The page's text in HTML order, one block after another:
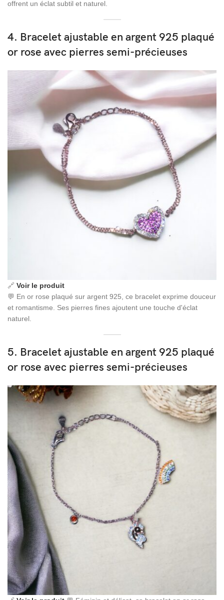
offrent un éclat subtil et naturel.
4. Bracelet ajustable en argent 925 plaqué
or rose avec pierres semi-précieuses
🔗 Voir le produit
💬 En or rose plaqué sur argent 925, ce bracelet exprime douceur
et romantisme. Ses pierres fines ajoutent une touche d'éclat
naturel.
5. Bracelet ajustable en argent 925 plaqué
or rose avec pierres semi-précieuses